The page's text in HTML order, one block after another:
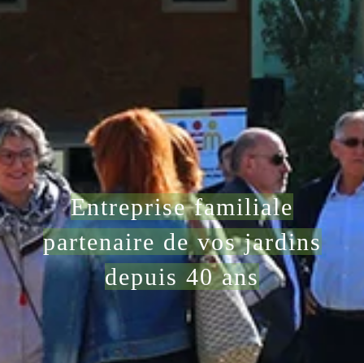
Entreprise familiale
partenaire de vos jardins
depuis 40 ans